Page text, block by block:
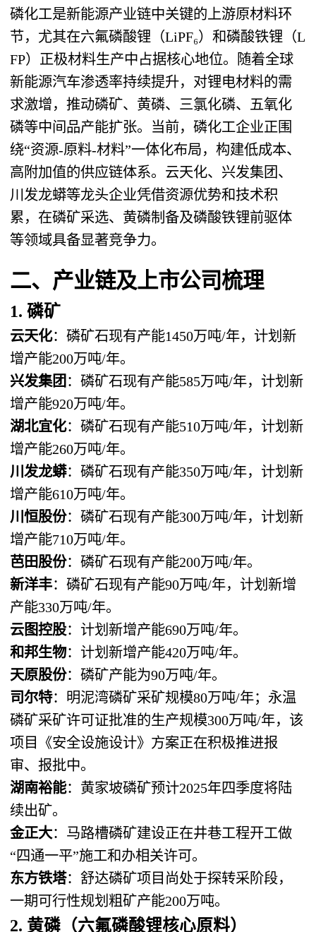
磷化工是新能源产业链中关键的上游原材料环
节，尤其在六氟磷酸锂（LiPF₆）和磷酸铁锂（L
FP）正极材料生产中占据核心地位。随着全球
新能源汽车渗透率持续提升，对锂电材料的需
求激增，推动磷矿、黄磷、三氯化磷、五氧化
磷等中间品产能扩张。当前，磷化工企业正围
绕“资源-原料-材料”一体化布局，构建低成本、
高附加值的供应链体系。云天化、兴发集团、
川发龙蟒等龙头企业凭借资源优势和技术积
累，在磷矿采选、黄磷制备及磷酸铁锂前驱体
等领域具备显著竞争力。
二、产业链及上市公司梳理
1. 磷矿
云天化：磷矿石现有产能1450万吨/年，计划新
增产能200万吨/年。
兴发集团 ：磷矿石现有产能585万吨/年，计划新
增产能920万吨/年。
湖北宜化：磷矿石现有产能510万吨/年，计划新
增产能260万吨/年。
川发龙蟒：磷矿石现有产能350万吨/年，计划新
增产能610万吨/年。
川恒股份：磷矿石现有产能300万吨/年，计划新
增产能710万吨/年。
芭田股份：磷矿石现有产能200万吨/年。
新洋丰：磷矿石现有产能90万吨/年，计划新增
产能330万吨/年。
云图控股：计划新增产能690万吨/年。
和邦生物：计划新增产能420万吨/年。
天原股份：磷矿产能为90万吨/年。
司尔特：明泥湾磷矿采矿规模80万吨/年；永温
磷矿采矿许可证批准的生产规模300万吨/年，该
项目《安全设施设计》方案正在积极推进报
审、报批中。
湖南裕能：黄家坡磷矿预计2025年四季度将陆
续出矿。
金正大：马路槽磷矿建设正在井巷工程开工做
“四通一平”施工和办相关许可。
东方铁塔：舒达磷矿项目尚处于探转采阶段，
一期可行性规划粗矿产能200万吨。
2. 黄磷（六氟磷酸锂核心原料）